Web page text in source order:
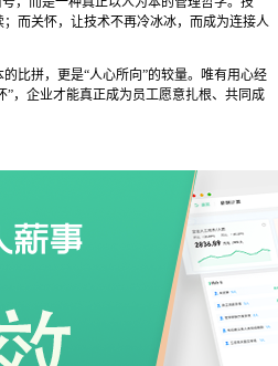
而关怀，让技术不再冷冰冰，而成为连接人
的比拼，更是“人心所向”的较量。唯有用心经
”，企业才能真正成为员工愿意扎根、共同成